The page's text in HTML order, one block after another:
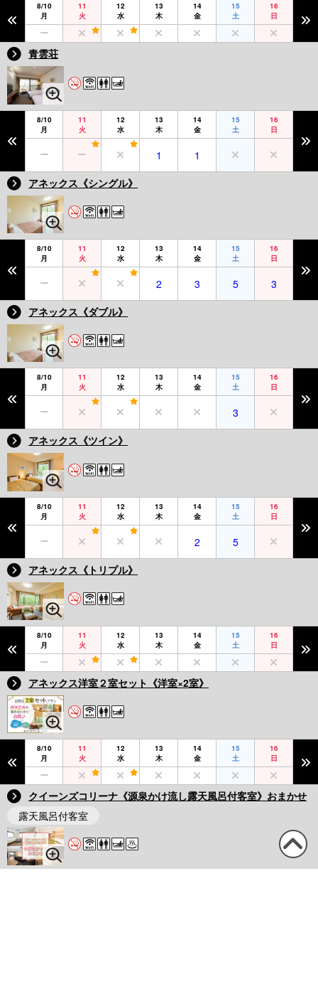
8/10
月
11
火
12
水
13
木
14
金
15
土
16
日
青雲荘
8/10
月
11
火
12
水
13
木
14
金
15
土
16
日
1
1
アネックス《シングル》
8/10
月
11
火
12
水
13
木
14
金
15
土
16
日
2 3 5
3
アネックス《ダブル》
8/10
月
11
火
12
水
13
木
14
金
15
土
16
日
3
アネックス《ツイン》
8/10
月
11
火
12
水
13
木
14
金
15
土
16
日
2
5
アネックス《トリプル》
8/10
月
11
火
12
水
13
木
14
金
15
土
16
日
アネックス洋室２室セット《洋室×2室》
8/10
月
11
火
12
水
13
木
14
金
15
土
16
日
クイーンズコリーナ《源泉かけ流し露天風呂付客室》おまかせ
露天風呂付客室